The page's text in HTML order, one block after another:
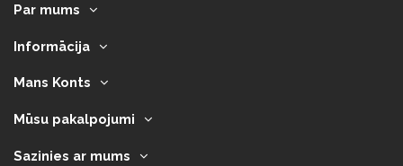
Par mums
Informācija
Mans Konts
Mūsu pakalpojumi
Sazinies ar mums